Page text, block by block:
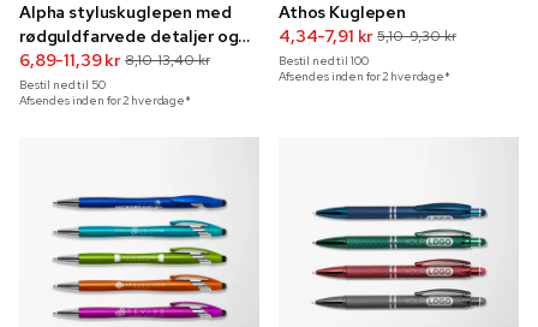
Alpha styluskuglepen med
rødguldfarvede detaljer og
indgravering
6,89-11,39 kr 8,10-13,40 kr
Bestil ned til 50
Afsendes inden for 2 hverdage*
Athos Kuglepen
4,34-7,91 kr 5,10-9,30 kr
Bestil ned til 100
Afsendes inden for 2 hverdage*